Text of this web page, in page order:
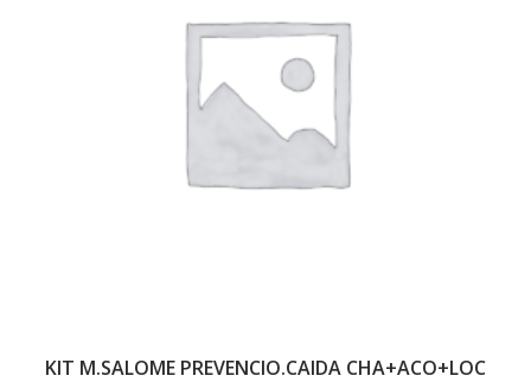
KIT M.SALOME PREVENCIO.CAIDA CHA+ACO+LOC